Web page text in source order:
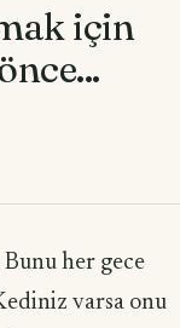
için
Bunu her gece
varsa onu